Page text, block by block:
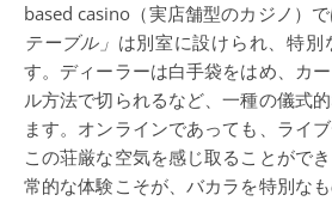
based casino（実店舗型のカジノ）
テーブル」 は別室に設けられ、特別
す。ディーラーは白手袋をはめ、カ
ル方法で切られるなど、一種の儀式
ます。オンラインであっても、ライ
この荘厳な空気を感じ取ることがで
常的な体験こそが、バカラを特別な